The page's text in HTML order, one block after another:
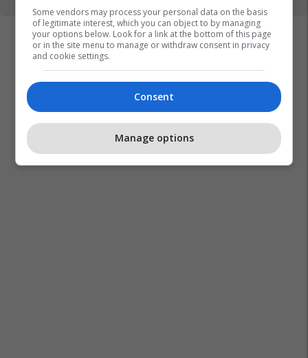
Some vendors may process your personal data on the basis
of legitimate interest, which you can object to by managing
your options below. Look for a link at the bottom of this page
or in the site menu to manage or withdraw consent in privacy
and cookie settings.
Consent
Manage options